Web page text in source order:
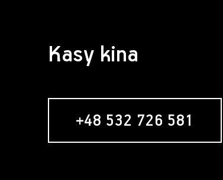
Kasy kina
+48 532 726 581